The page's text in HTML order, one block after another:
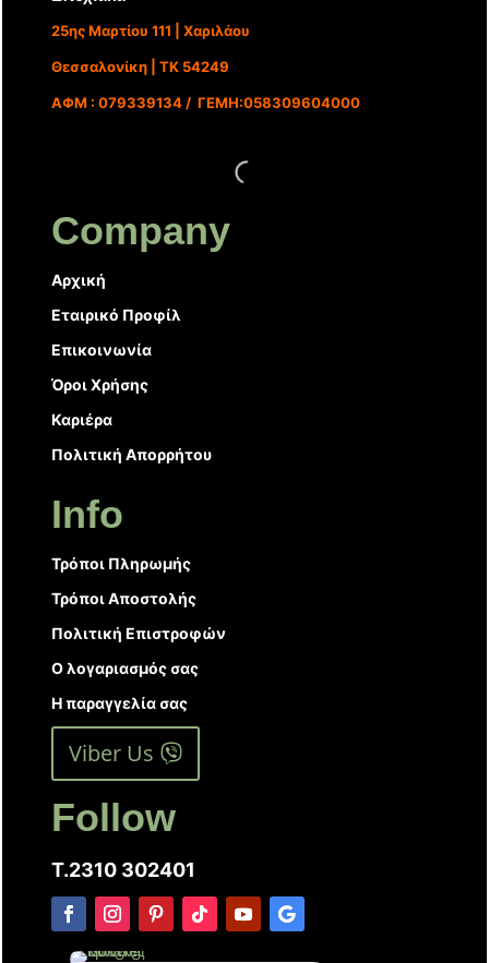
25ης Μαρτίου 111 | Χαριλάου
Θεσσαλονίκη | ΤΚ 54249
ΑΦΜ : 079339134 / ΓΕΜΗ:058309604000
Company
Αρχική
Εταιρικό Προφίλ
Επικοινωνία
Όροι Χρήσης
Καριέρα
Πολιτική Απορρήτου
Info
Τρόποι Πληρωμής
Τρόποι Αποστολής
Πολιτική Επιστροφών
Ο λογαριασμός σας
Η παραγγελία σας
Viber Us
Follow
T.2310 302401